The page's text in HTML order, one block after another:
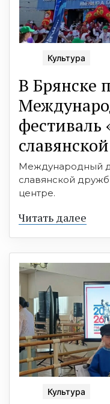
Культура
В Брянске
фестиваль
Международный
славянской
центре.
Читать далее
Культура